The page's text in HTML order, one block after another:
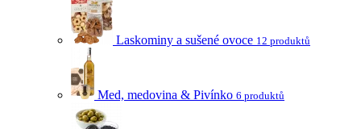
Laskominy a sušené ovoce 12 produktů
Med, medovina & Pivínko 6 produktů